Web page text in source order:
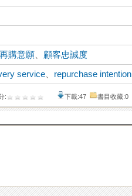
再購意願
顧客忠誠度
service repurchase intention
: 下載:47 書目收藏:0